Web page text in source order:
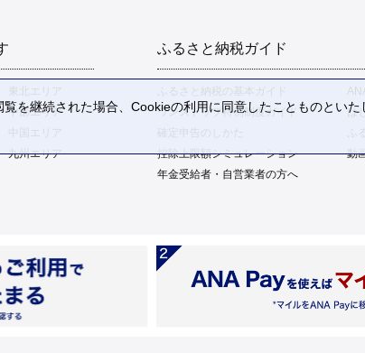
中部エリア
九州エリア
ふるさと納税ガイド
ふるさと納税の基本ガイド
ワンストップ特例制度ガイド
は
控除上限額シミュレーション
動
年金受給者・自営業者の方へ
を継続された場合、Cookieの利用に同意したことものといた